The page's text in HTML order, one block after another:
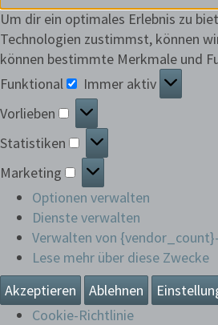
Um dir ein optimales Erlebnis zu
Technologien zustimmst, können
können bestimmte Merkmale und
Funktional
Funktional
Immer aktiv
Vorlieben
Vorlieben
Statistiken
Statistiken
Marketing
Marketing
Optionen verwalten
Dienste verwalten
Verwalten von
Lese mehr über diese Zwecke
Akzeptieren
Ablehnen
Cookie-Richtlinie